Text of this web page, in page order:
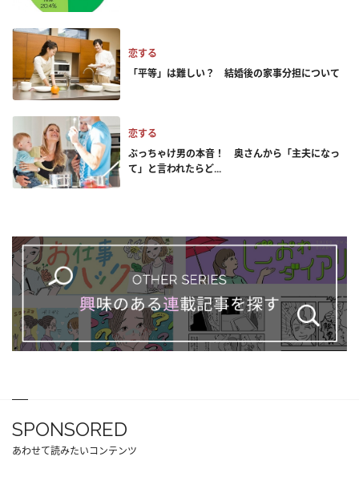
恋する
「平等」は難しい？ 結婚後の家事分担について
恋する
ぶっちゃけ男の本音！ 奥さんから「主夫になっ
て」と言われたらど...
SPONSORED
あわせて読みたいコンテンツ